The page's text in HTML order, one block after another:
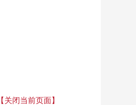
【关闭当前页面】